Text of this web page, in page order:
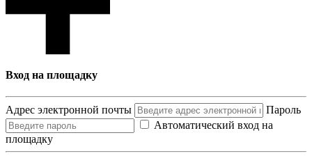
Вход на площадку
Адрес электронной почты
Пароль
Автоматический вход на
площадку